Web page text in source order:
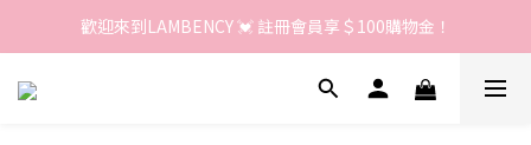
歡迎來到LAMBENCY 💓 註冊會員享＄100購物金！
歡迎來到LAMBENCY 💓 註冊會員享＄100購物金！
加入LINE好友 領優惠卷＄150